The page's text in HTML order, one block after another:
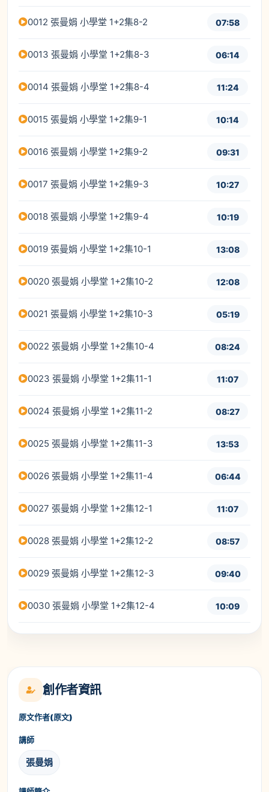
0012 張曼娟 小學堂 1+2集8-2 07:58
0013 張曼娟 小學堂 1+2集8-3 06:14
0014 張曼娟 小學堂 1+2集8-4 11:24
0015 張曼娟 小學堂 1+2集9-1 10:14
0016 張曼娟 小學堂 1+2集9-2 09:31
0017 張曼娟 小學堂 1+2集9-3 10:27
0018 張曼娟 小學堂 1+2集9-4 10:19
0019 張曼娟 小學堂 1+2集10-1 13:08
0020 張曼娟 小學堂 1+2集10-2 12:08
0021 張曼娟 小學堂 1+2集10-3 05:19
0022 張曼娟 小學堂 1+2集10-4 08:24
0023 張曼娟 小學堂 1+2集11-1 11:07
0024 張曼娟 小學堂 1+2集11-2 08:27
0025 張曼娟 小學堂 1+2集11-3 13:53
0026 張曼娟 小學堂 1+2集11-4 06:44
0027 張曼娟 小學堂 1+2集12-1 11:07
0028 張曼娟 小學堂 1+2集12-2 08:57
0029 張曼娟 小學堂 1+2集12-3 09:40
0030 張曼娟 小學堂 1+2集12-4 10:09
創作者資訊
原文作者(原文)
講師
張曼娟